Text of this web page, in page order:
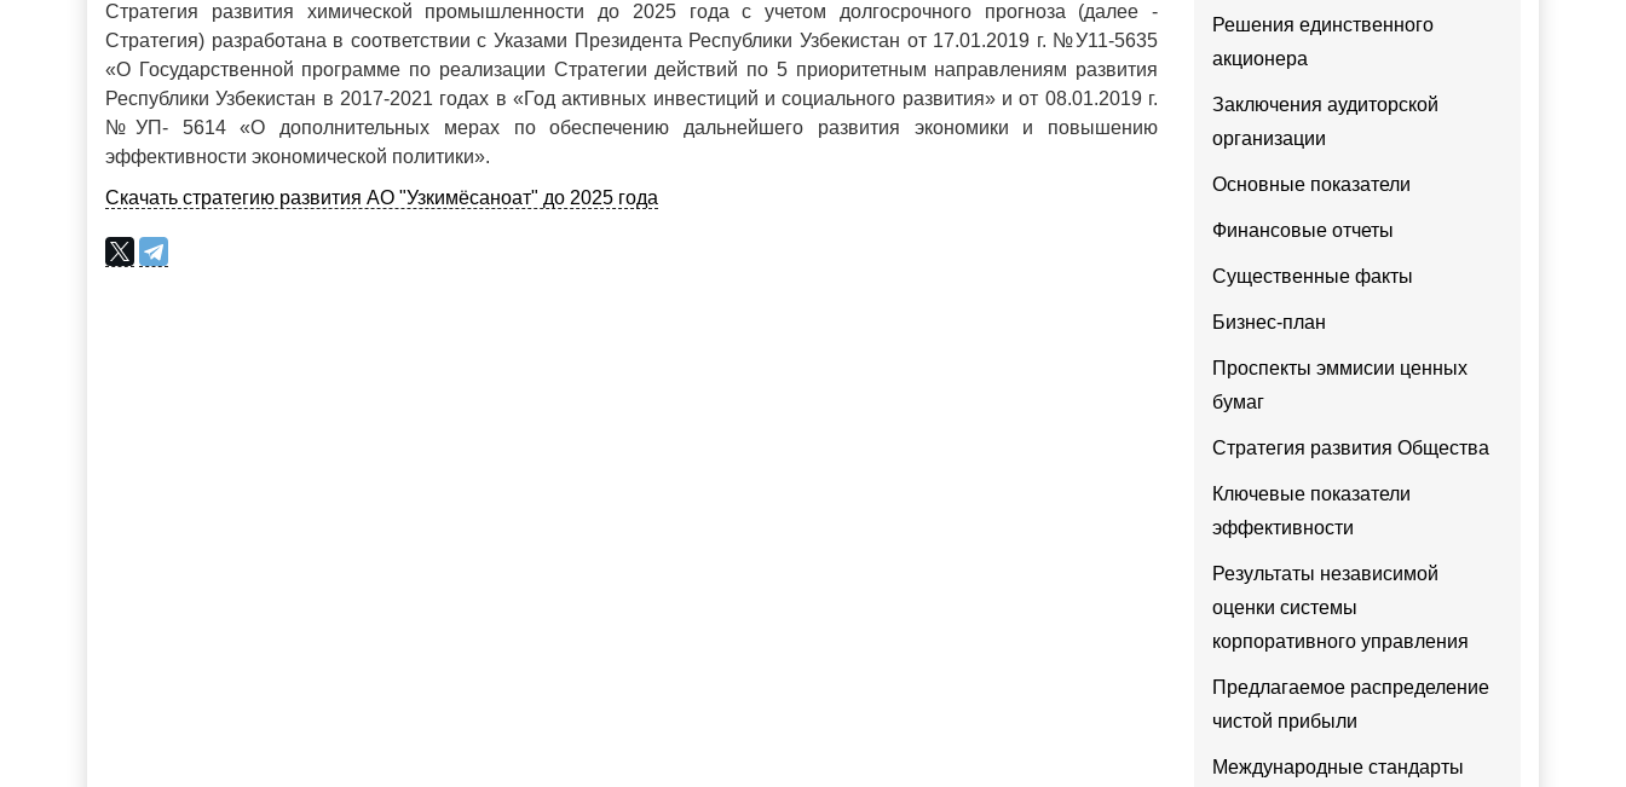
Стратегия развития химической промышленности до 2025 года с учетом долгосрочного прогноза (далее -
Стратегия) разработана в соответствии с Указами Президента Республики Узбекистан от 17.01.2019 г. №У11-5635
«О Государственной программе по реализации Стратегии действий по 5 приоритетным направлениям развития
Республики Узбекистан в 2017-2021 годах в «Год активных инвестиций и социального развития» и от 08.01.2019 г.
№УП- 5614 «О дополнительных мерах по обеспечению дальнейшего развития экономики и повышению
эффективности экономической политики».
Скачать стратегию развития АО "Узкимёсаноат" до 2025 года
Решения единственного
акционера
Заключения аудиторской
организации
Основные показатели
Финансовые отчеты
Существенные факты
Бизнес-план
Проспекты эммисии ценных
бумаг
Стратегия развития Общества
Ключевые показатели
эффективности
Результаты независимой
оценки системы
корпоративного управления
Предлагаемое распределение
чистой прибыли
Международные стандарты